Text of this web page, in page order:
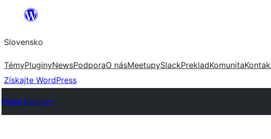
Prejsť
obsah
Slovensko
TémyPluginyNewsPodporaO násMeetupySlackPrekladKomunita
Získajte WordPress
Plugin Directory